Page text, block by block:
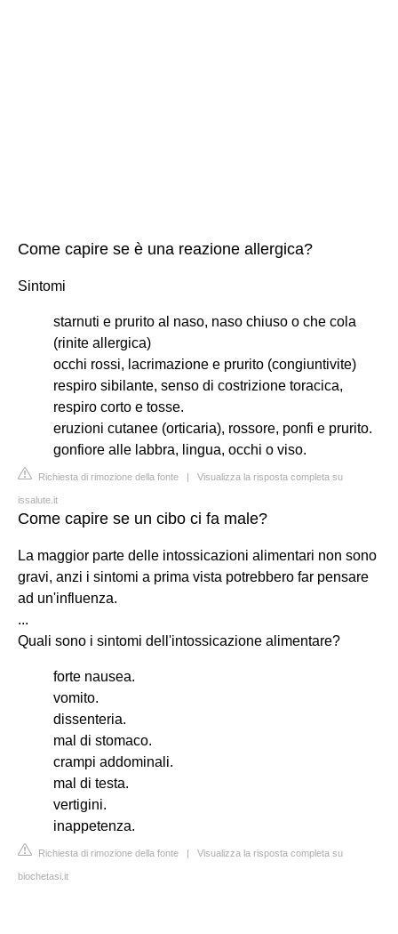
Come capire se è una reazione allergica?
Sintomi
starnuti e prurito al naso, naso chiuso o che cola
(rinite allergica)
occhi rossi, lacrimazione e prurito (congiuntivite)
respiro sibilante, senso di costrizione toracica,
respiro corto e tosse.
eruzioni cutanee (orticaria), rossore, ponfi e prurito.
gonfiore alle labbra, lingua, occhi o viso.
Richiesta di rimozione della fonte | Visualizza la risposta completa su
issalute.it
Come capire se un cibo ci fa male?
La maggior parte delle intossicazioni alimentari non sono
gravi, anzi i sintomi a prima vista potrebbero far pensare
ad un'influenza.
...
Quali sono i sintomi dell'intossicazione alimentare?
forte nausea.
vomito.
dissenteria.
mal di stomaco.
crampi addominali.
mal di testa.
vertigini.
inappetenza.
Richiesta di rimozione della fonte | Visualizza la risposta completa su
biochetasi.it